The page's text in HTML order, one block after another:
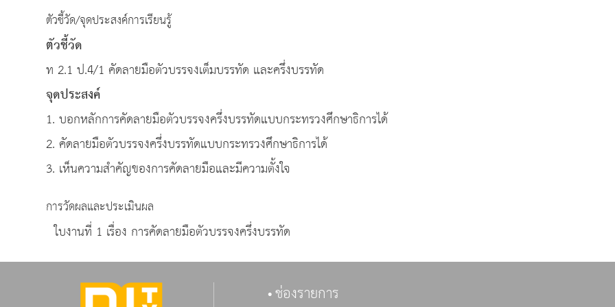
ตัวชี้วัด/จุดประสงค์การเรียนรู้
ตัวชี้วัด
ท 2.1 ป.4/1 คัดลายมือตัวบรรจงเต็มบรรทัด และครึ่งบรรทัด
จุดประสงค์
1. บอกหลักการคัดลายมือตัวบรรจงครึ่งบรรทัดแบบกระทรวงศึกษาธิการได้
2. คัดลายมือตัวบรรจงครึ่งบรรทัดแบบกระทรวงศึกษาธิการได้
3. เห็นความสำคัญของการคัดลายมือและมีความตั้งใจ
การวัดผลและประเมินผล
ใบงานที่ 1 เรื่อง การคัดลายมือตัวบรรจงครึ่งบรรทัด
ช่องรายการ